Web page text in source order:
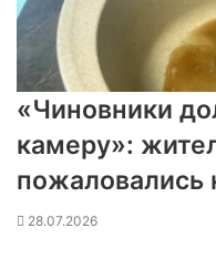
«Чиновники
камеру»:
пожаловались
28.07.2026